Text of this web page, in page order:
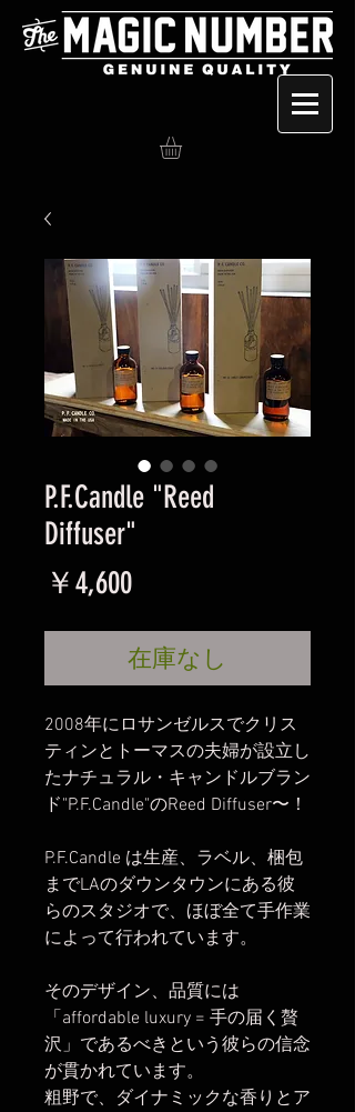
P.F.Candle "Reed
Diffuser"
￥4,600価
格
在庫なし
2008年にロサンゼルスでクリス
ティンとトーマスの夫婦が設立し
たナチュラル・キャンドルブラン
ド"P.F.Candle"のReed Diffuser〜！
P.F.Candle は生産、ラベル、梱包
までLAのダウンタウンにある彼
らのスタジオで、ほぼ全て手作業
によって行われています。
そのデザイン、品質には
「affordable luxury = 手の届く贅
沢」であるべきという彼らの信念
が貫かれています。
粗野で、ダイナミックな香りとア